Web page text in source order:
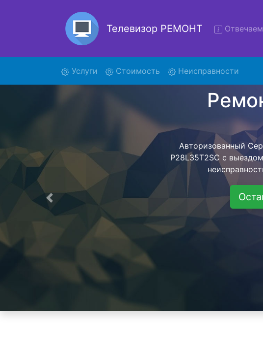
Телевизор РЕМОНТ
Услуги (current)Стоимость Неисправности
Ремонт
Ремонт телевизоров
помощью нашей
дальнейшего более
останется
Предыдущая